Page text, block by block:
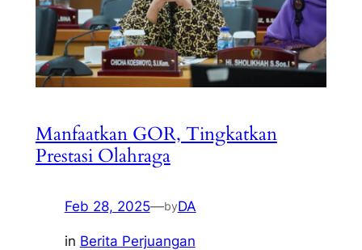
Manfaatkan GOR, Tingkatkan
Prestasi Olahraga
Feb 28, 2025—byDA
in Berita Perjuangan